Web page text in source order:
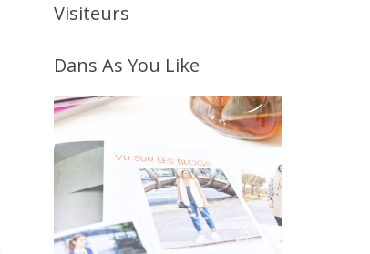
Visiteurs
Dans As You Like